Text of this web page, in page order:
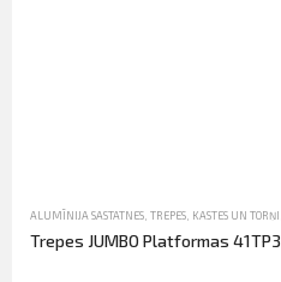
ALUMĪNIJA SASTATNES, TREPES, KASTES UN TORŅI
Trepes JUMBO Platformas